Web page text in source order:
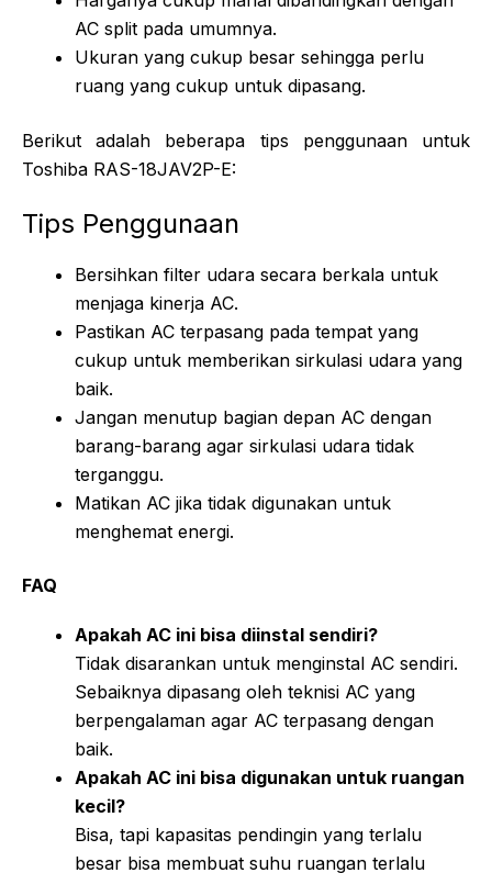
AC split pada umumnya.
Ukuran yang cukup besar sehingga perlu
ruang yang cukup untuk dipasang.
Berikut adalah beberapa tips penggunaan untuk
Toshiba RAS-18JAV2P-E:
Tips Penggunaan
Bersihkan filter udara secara berkala untuk
menjaga kinerja AC.
Pastikan AC terpasang pada tempat yang
cukup untuk memberikan sirkulasi udara yang
baik.
Jangan menutup bagian depan AC dengan
barang-barang agar sirkulasi udara tidak
terganggu.
Matikan AC jika tidak digunakan untuk
menghemat energi.
FAQ
Apakah AC ini bisa diinstal sendiri?
Tidak disarankan untuk menginstal AC sendiri.
Sebaiknya dipasang oleh teknisi AC yang
berpengalaman agar AC terpasang dengan
baik.
Apakah AC ini bisa digunakan untuk ruangan
kecil?
Bisa, tapi kapasitas pendingin yang terlalu
besar bisa membuat suhu ruangan terlalu